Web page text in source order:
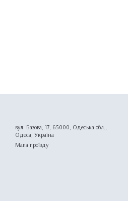
вул. Базова, 17, 65000, Одеська обл.,
Одеса, Україна
Мапа проїзду